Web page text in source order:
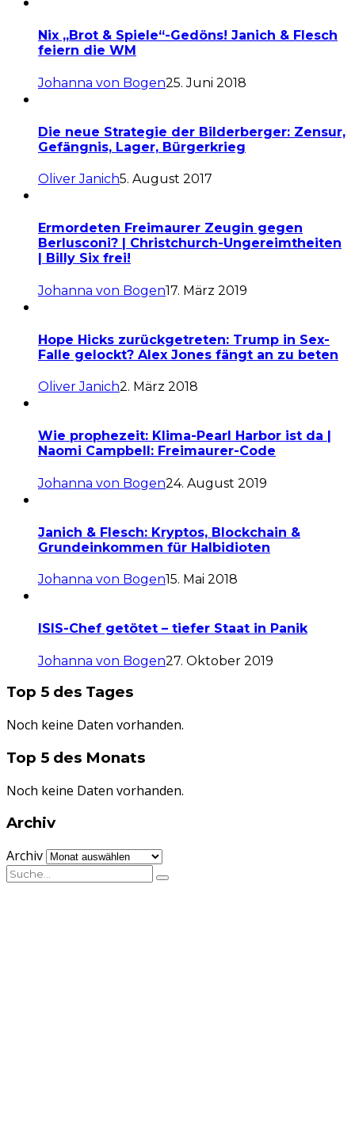
Nix „Brot & Spiele“-Gedöns! Janich & Flesch
feiern die WM
Johanna von Bogen25. Juni 2018
Die neue Strategie der Bilderberger: Zensur,
Gefängnis, Lager, Bürgerkrieg
Oliver Janich5. August 2017
Ermordeten Freimaurer Zeugin gegen
Berlusconi? | Christchurch-Ungereimtheiten
| Billy Six frei!
Johanna von Bogen17. März 2019
Hope Hicks zurückgetreten: Trump in Sex-
Falle gelockt? Alex Jones fängt an zu beten
Oliver Janich2. März 2018
Wie prophezeit: Klima-Pearl Harbor ist da |
Naomi Campbell: Freimaurer-Code
Johanna von Bogen24. August 2019
Janich & Flesch: Kryptos, Blockchain &
Grundeinkommen für Halbidioten
Johanna von Bogen15. Mai 2018
ISIS-Chef getötet – tiefer Staat in Panik
Johanna von Bogen27. Oktober 2019
Top 5 des Tages
Noch keine Daten vorhanden.
Top 5 des Monats
Noch keine Daten vorhanden.
Archiv
Archiv